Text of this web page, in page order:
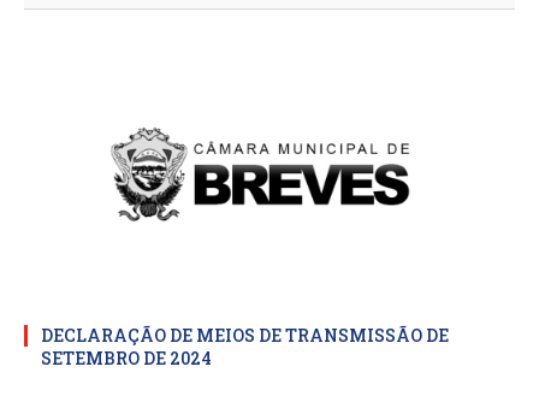
DECLARAÇÃO DE MEIOS DE TRANSMISSÃO DE
SETEMBRO DE 2024